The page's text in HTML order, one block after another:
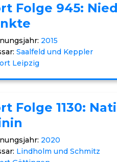
Folge 945:
2015
Saalfeld und Keppler
Leipzig
Folge 1130:
2020
Lindholm und Schmitz